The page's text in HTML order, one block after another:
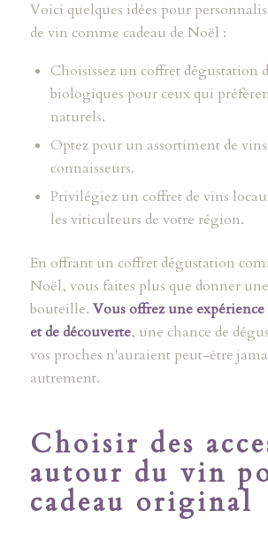
Voici quelques idées pour
de vin comme cadeau de Noël :
Choisissez un coffret dégustation
biologiques pour ceux qui
naturels.
Optez pour un assortiment de
connaisseurs.
Privilégiez un coffret de vins
les viticulteurs de votre région.
En offrant un coffret dégustation
Noël, vous faites plus que donner
bouteille. Vous offrez une expérience
et de découverte, une chance de
vos proches n'auraient peut-être
autrement.
Choisir des
autour du vin
cadeau original